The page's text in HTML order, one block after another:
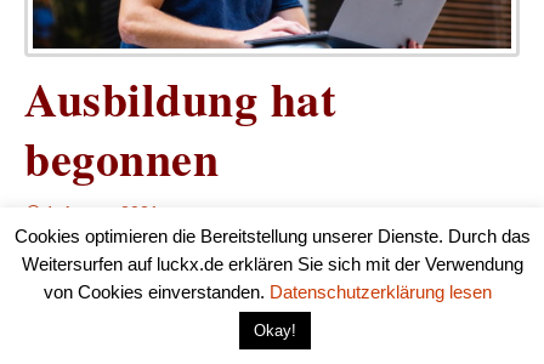
Ausbildung hat
begonnen
4. August 2021
Vor wenigen Tagen begann für viele die Ausbildung. Der
Vertrag wurde unterschrieben, die ersten Tagen waren mit
viel Infos vollgestopft, die wirklich sich keiner merken
Cookies optimieren die Bereitstellung unserer Dienste. Durch das
Weitersurfen auf luckx.de erklären Sie sich mit der Verwendung
von Cookies einverstanden. Datenschutzerklärung lesen
Okay!